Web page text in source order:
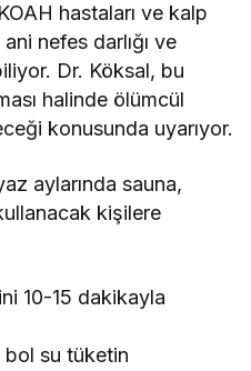
hastaları ve kalp
nefes darlığı ve
Dr. Köksal, bu
halinde ölümcül
konusunda uyarıyor.
aylarında sauna,
kişilere
10-15 dakikayla
bol su tüketin